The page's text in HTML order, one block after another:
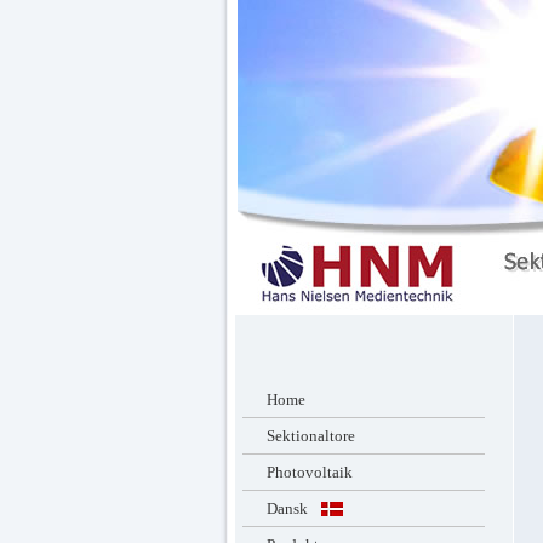
Home
Sektionaltore
Photovoltaik
Dansk